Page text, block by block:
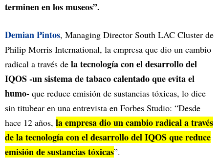
terminen en los museos”.
Demian Pintos, Managing Director South LAC Cluster de
Philip Morris International, la empresa que dio un cambio
radical a través de la tecnología con el desarrollo del
IQOS -un sistema de tabaco calentado que evita el
humo- que reduce emisión de sustancias tóxicas, lo dice
sin titubear en una entrevista en Forbes Studio: “Desde
hace 12 años, la empresa dio un cambio radical a través
de la tecnología con el desarrollo del IQOS que reduce
emisión de sustancias tóxicas”.